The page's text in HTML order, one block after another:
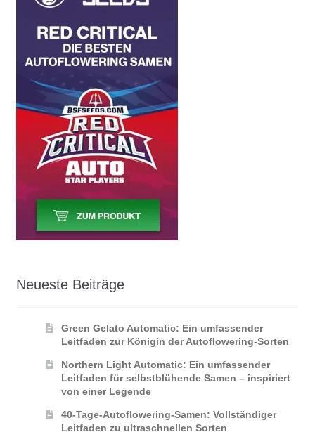
Neueste Beiträge
Green Gelato Automatic: Ein umfassender
Leitfaden zur Königin der Autoflowering‑Sorten
Northern Light Automatic: Ein umfassender
Leitfaden für selbstblühende Samen – inspiriert
von einer Legende
40-Tage-Autoflowering-Samen: Vollständiger
Leitfaden zu ultraschnellen Sorten